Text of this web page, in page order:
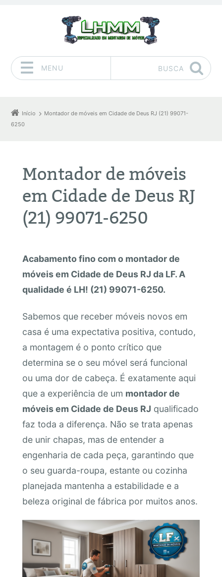
MENU BUSCA
Início
Montador de móveis em Cidade de Deus RJ (21) 99071-
6250
Montador de móveis
em Cidade de Deus RJ
(21) 99071-6250
Acabamento fino com o montador de
móveis em Cidade de Deus RJ da LF. A
qualidade é LH! (21) 99071-6250.
Sabemos que receber móveis novos em
casa é uma expectativa positiva, contudo,
a montagem é o ponto crítico que
determina se o seu móvel será funcional
ou uma dor de cabeça. É exatamente aqui
que a experiência de um montador de
móveis em Cidade de Deus RJ qualificado
faz toda a diferença. Não se trata apenas
de unir chapas, mas de entender a
engenharia de cada peça, garantindo que
o seu guarda-roupa, estante ou cozinha
planejada mantenha a estabilidade e a
beleza original de fábrica por muitos anos.